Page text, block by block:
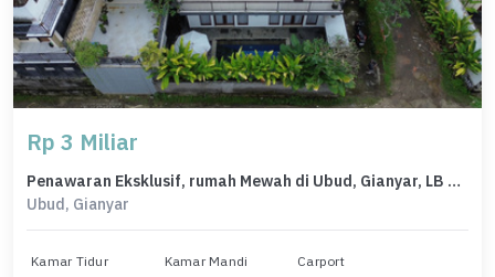
Rp 3 Miliar
Penawaran Eksklusif, rumah Mewah di Ubud, Gianyar, LB 165m²
Ubud, Gianyar
Kamar Tidur Kamar Mandi Carport